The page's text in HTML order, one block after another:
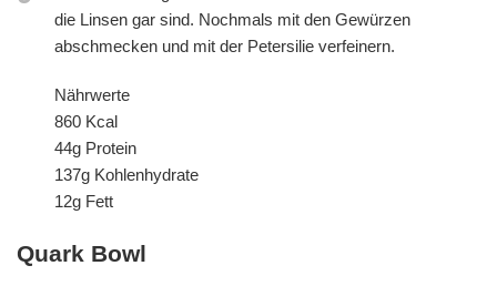
die Linsen gar sind. Nochmals mit den Gewürzen
abschmecken und mit der Petersilie verfeinern.
Nährwerte
860 Kcal
44g Protein
137g Kohlenhydrate
12g Fett
Quark Bowl